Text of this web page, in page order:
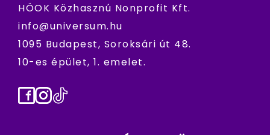
HÖOK Közhasznú Nonprofit Kft.
info@universum.hu
1095 Budapest, Soroksári út 48.
10-es épület, 1. emelet.
Facebook
Instagram
TikTok